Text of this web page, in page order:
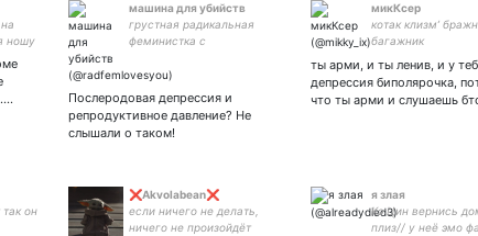
ношу
машина для убийств
грустная радикальная
феминистка с
22 y.o. | hades | tangled |
залью в него бензин |
Послеродовая депрессия и
репродуктивное давление? Не
слышали о таком!
микКсер
котак клизм’
багажник
ты арми, и ты ленив, и у
депрессия биполярочка,
что ты арми и слушаешь
так он
❌Akvolabean❌
если ничего не делать,
ничего не произойдёт
я злая
Кэ Цин вернись
плиз// у неё эмо